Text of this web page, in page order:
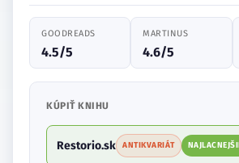
GOODREADS
4.5/5
MARTINUS
4.6/5
KÚPIŤ KNIHU
Restorio.sk ANTIKVARIÁT